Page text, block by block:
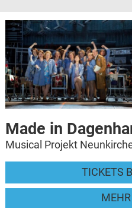
Made in
Musical Projekt
TICKETS